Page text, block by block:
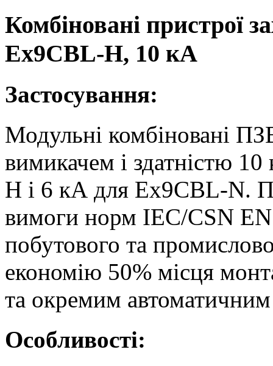
Комбіновані пристрої
Ex9CBL-H, 10 кА
Застосування:
Модульні комбіновані
вимикачем і здатністю
H і 6 кА для Ex9CBL-N.
вимоги норм IEC/CSN
побутового та
економію 50% місця
та окремим
Особливості: